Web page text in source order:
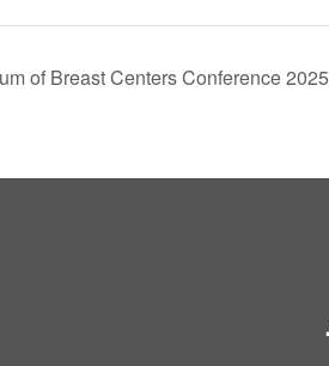
of Breast Centers Conference 2025